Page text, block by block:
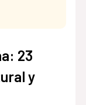
23
y